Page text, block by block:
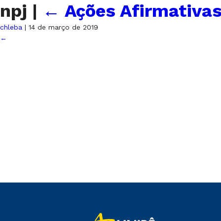
npj | ← Ações
chleba | 14 de março de 2019
←